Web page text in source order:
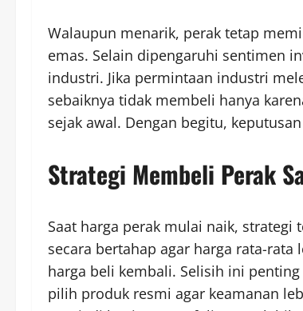
Walaupun menarik, perak tetap
emas. Selain dipengaruhi sentimen
industri. Jika permintaan industri
sebaiknya tidak membeli hanya
sejak awal. Dengan begitu,
Strategi Membeli Perak
Saat harga perak mulai naik,
secara bertahap agar harga rata-
harga beli kembali. Selisih ini
pilih produk resmi agar keamanan